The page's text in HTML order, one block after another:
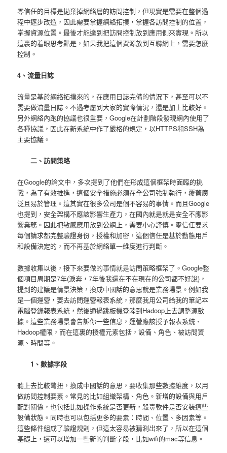
零信任的目標是拋棄掉網絡層的訪問控制，但現實是需要在整個過
程中逐步改造，因此需要掌握網絡拓撲，掌握各訪問控制的位置，
掌握資源位置。最後才能達到把訪問控制放到應用側來實現。所以
這裏的着眼思考點是，如果我把這個資源放到互聯網上，需要怎麼
控制。
4、流量日誌
流量是基於網絡拓撲來的，在應用日誌完備的情況下，甚至可以不
需要做流量日誌。不過考慮到大家的實際情況，還是加上比較好。
另外網絡內跑的協議也很重要，Google在計劃階段發現網內使用了
各種協議，因此在新系統中作了嚴格的規定，以HTTPS和SSH為
主要協議。
二、訪問策略
在Google的論文中，多次提到了他們在形成這個框架時面臨的挑
戰，為了有效推進，這個安全措施必須在全公司強制執行，覆蓋廣
泛且易於管理。這其實在很多公司是個不容易的事情。而且Google
也提到，安全架構不應該影響生產力，在國內就是就是安全不應影
響業務。因此把敏感應用放到公網上，需要小心謹慎。零信任要求
每個請求都完整驗證身份，授權和加密，這個信任是基於動態用戶
和設備決定的，而不再基於網絡單一維度進行判斷。
數據收集以後，接下來要做的事情就是訪問策略框架了。Google整
個項目周期是7年(淚奔，7年後我還在不在現在的公司都不好說)，
提到的建議是情景決策，換成中國話的意思就是業務場景。例如我
是一個運營，要去訪問運營報表系統，那麼我用公司給我的筆記本
電腦登錄報表系統，然後通過跳板機登陸到Hadoop上去調整源數
據。這些業務場景會告訴你一些信息，運營應該授予報表系統、
Hadoop權限，而在這裏的授權元素包括，設備、角色、被訪問資
源、時間等。
1、數據字段
聽上去比較彆扭，換成中國話的意思，要收集那些數據維度，以用
做訪問控制要素。常見的比如組織架構、角色。新增的設備與用戶
配對關係，也包括比如操作系統是否更新，殺毒軟件是否安裝這些
設備狀態。同時也可以包括更多的要素：時間、位置、多因素等。
這些條件組成了驗證規則，但這太容易被猜測出來了，所以在這個
基礎上，還可以增加一些新的判斷字段，比如wifi的mac等信息。